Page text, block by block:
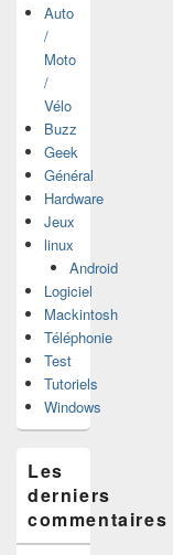
Auto
/
Moto
/
Vélo
Buzz
Geek
Général
Hardware
Jeux
linux
Android
Logiciel
Mackintosh
Téléphonie
Test
Tutoriels
Windows
Les
derniers
commentaires